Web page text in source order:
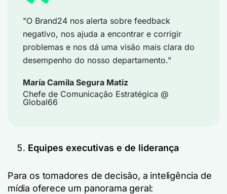
"O Brand24 nos alerta sobre feedback
negativo, nos ajuda a encontrar e corrigir
problemas e nos dá uma visão mais clara do
desempenho do nosso departamento."
María Camila Segura Matiz
Chefe de Comunicação Estratégica @
Global66
Equipes executivas e de liderança
Para os tomadores de decisão, a inteligência de
mídia oferece um panorama geral: